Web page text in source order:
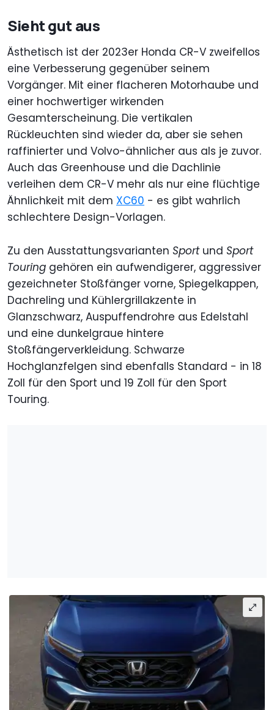
Sieht gut aus
Ästhetisch ist der 2023er Honda CR-V zweifellos
eine Verbesserung gegenüber seinem
Vorgänger. Mit einer flacheren Motorhaube und
einer hochwertiger wirkenden
Gesamterscheinung. Die vertikalen
Rückleuchten sind wieder da, aber sie sehen
raffinierter und Volvo-ähnlicher aus als je zuvor.
Auch das Greenhouse und die Dachlinie
verleihen dem CR-V mehr als nur eine flüchtige
Ähnlichkeit mit dem XC60 - es gibt wahrlich
schlechtere Design-Vorlagen.
Zu den Ausstattungsvarianten Sportund Sport
Touring gehören ein aufwendigerer, aggressiver
gezeichneter Stoßfänger vorne, Spiegelkappen,
Dachreling und Kühlergrillakzente in
Glanzschwarz, Auspuffendrohre aus Edelstahl
und eine dunkelgraue hintere
Stoßfängerverkleidung. Schwarze
Hochglanzfelgen sind ebenfalls Standard - in 18
Zoll für den Sport und 19 Zoll für den Sport
Touring.